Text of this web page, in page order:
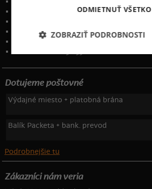
Osobné údaje
:
Dotujeme poštovné
Výdajné miesto + platobná brána
Balík Packeta + bank. prevod
Podrobnejšie tu
Zákazníci nám veria
ODMIETNUŤ VŠETKO
ZOBRAZIŤ PODROBNOSTI